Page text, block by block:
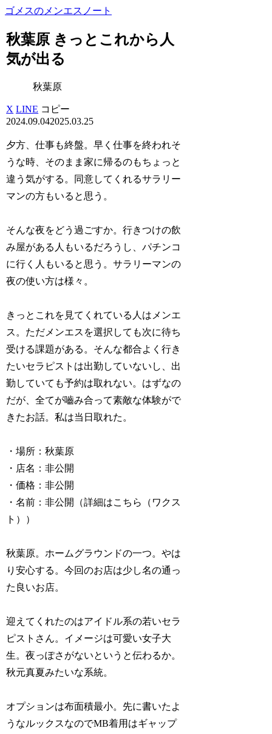
ゴメスのメンエスノート
秋葉原 きっとこれから人
気が出る
秋葉原
X LINE コピー
2024.09.042025.03.25
夕方、仕事も終盤。早く仕事を終われそ
うな時、そのまま家に帰るのもちょっと
違う気がする。同意してくれるサラリー
マンの方もいると思う。
そんな夜をどう過ごすか。行きつけの飲
み屋がある人もいるだろうし、パチンコ
に行く人もいると思う。サラリーマンの
夜の使い方は様々。
きっとこれを見てくれている人はメンエ
ス。ただメンエスを選択しても次に待ち
受ける課題がある。そんな都合よく行き
たいセラピストは出勤していないし、出
勤していても予約は取れない。はずなの
だが、全てが嚙み合って素敵な体験がで
きたお話。私は当日取れた。
・場所：秋葉原
・店名：非公開
・価格：非公開
・名前：非公開（詳細はこちら（ワクス
ト））
秋葉原。ホームグラウンドの一つ。やは
り安心する。今回のお店は少し名の通っ
た良いお店。
迎えてくれたのはアイドル系の若いセラ
ピストさん。イメージは可愛い女子大
生。夜っぽさがないというと伝わるか。
秋元真夏みたいな系統。
オプションは布面積最小。先に書いたよ
うなルックスなのでMB着用はギャップ